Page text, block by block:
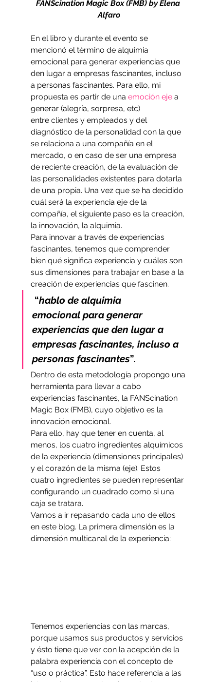
FANScination Magic Box (FMB) by Elena
Alfaro
En el libro y durante el evento se
mencionó el término de alquimia
emocional para generar experiencias que
den lugar a empresas fascinantes, incluso
a personas fascinantes. Para ello, mi
propuesta es partir de una emoción eje a
generar (alegría, sorpresa, etc)
entre clientes y empleados y del
diagnóstico de la personalidad con la que
se relaciona a una compañía en el
mercado, o en caso de ser una empresa
de reciente creación, de la evaluación de
las personalidades existentes para dotarla
de una propia. Una vez que se ha decidido
cuál será la experiencia eje de la
compañía, el siguiente paso es la creación,
la innovación, la alquimia.
Para innovar a través de experiencias
fascinantes, tenemos que comprender
bien qué significa experiencia y cuáles son
sus dimensiones para trabajar en base a la
creación de experiencias que fascinen.
“hablo de alquimia
emocional para generar
experiencias que den lugar a
empresas fascinantes, incluso a
personas fascinantes”.
Dentro de esta metodología propongo una
herramienta para llevar a cabo
experiencias fascinantes, la FANScination
Magic Box (FMB), cuyo objetivo es la
innovación emocional.
Para ello, hay que tener en cuenta, al
menos, los cuatro ingredientes alquímicos
de la experiencia (dimensiones principales)
y el corazón de la misma (eje). Estos
cuatro ingredientes se pueden representar
configurando un cuadrado como si una
caja se tratara.
Vamos a ir repasando cada uno de ellos
en este blog. La primera dimensión es la
dimensión multicanal de la experiencia:
Tenemos experiencias con las marcas,
porque usamos sus productos y servicios
y ésto tiene que ver con la acepción de la
palabra experiencia con el concepto de
“uso o práctica”. Esto hace referencia a las